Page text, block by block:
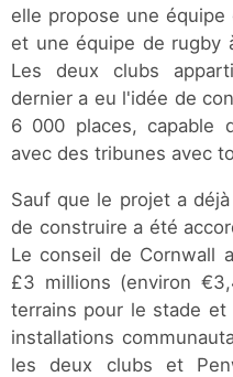
elle propose une
et une équipe de rugby
Les deux clubs
dernier a eu l'idée de
6 000 places, capable
avec des tribunes avec
Sauf que le projet a
de construire a été
Le conseil de Cornwall
£3 millions (environ
terrains pour le stade et
installations
les deux clubs et